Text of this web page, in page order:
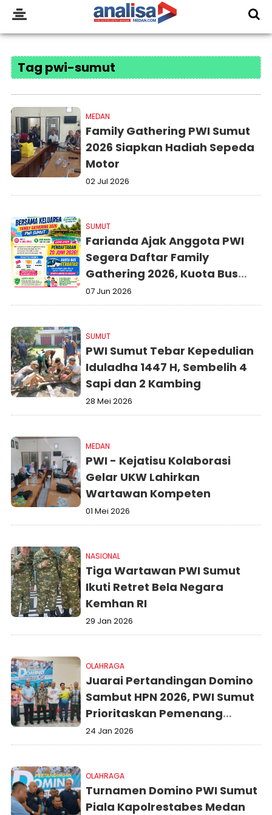
Tag pwi-sumut
MEDAN
Family Gathering PWI Sumut
2026 Siapkan Hadiah Sepeda
Motor
02 Jul 2026
SUMUT
Farianda Ajak Anggota PWI
Segera Daftar Family
Gathering 2026, Kuota Bus
Terbatas
07 Jun 2026
SUMUT
PWI Sumut Tebar Kepedulian
Iduladha 1447 H, Sembelih 4
Sapi dan 2 Kambing
28 Mei 2026
MEDAN
PWI - Kejatisu Kolaborasi
Gelar UKW Lahirkan
Wartawan Kompeten
01 Mei 2026
NASIONAL
Tiga Wartawan PWI Sumut
Ikuti Retret Bela Negara
Kemhan RI
29 Jan 2026
OLAHRAGA
Juarai Pertandingan Domino
Sambut HPN 2026, PWI Sumut
Prioritaskan Pemenang
Berlaga di Porwanas Lombok
24 Jan 2026
OLAHRAGA
Turnamen Domino PWI Sumut
Piala Kapolrestabes Medan